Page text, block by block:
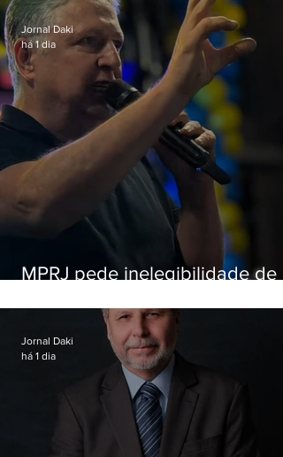
MPRJ pede inelegibilidade de
Jornal Daki
há 1 dia
Jornal Daki
há 1 dia